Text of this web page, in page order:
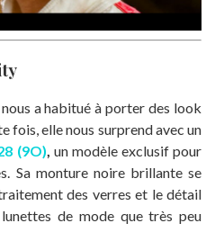
a habitué à porter des look
fois, elle nous surprend avec un
(9O), un modèle exclusif pour
Sa monture noire brillante se
des verres et le détail
de mode que très peu